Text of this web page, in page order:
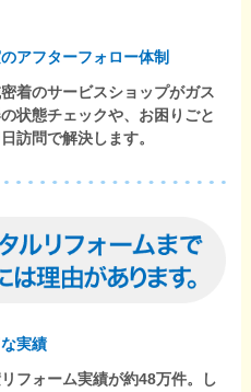
アフターフォロー体制
着のサービスショップがガス
状態チェックや、お困りごと
訪問で解決します。
実績
フォーム実績が約48万件。し